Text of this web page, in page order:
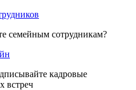
семейным сотрудникам?
кадровые
встреч